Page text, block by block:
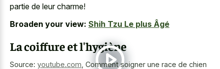
partie de leur charme!
Broaden your view: Shih Tzu Le plus Âgé
La coiffure et l'hygiène
Source: youtube.com Comment soigner une race de chien